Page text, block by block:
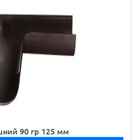
90 гр 125 мм